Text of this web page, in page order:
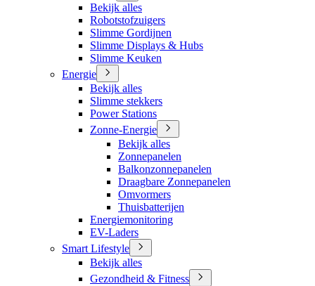
Bekijk alles
Robotstofzuigers
Slimme Gordijnen
Slimme Displays & Hubs
Slimme Keuken
Energie
Bekijk alles
Slimme stekkers
Power Stations
Zonne-Energie
Bekijk alles
Zonnepanelen
Balkonzonnepanelen
Draagbare Zonnepanelen
Omvormers
Thuisbatterijen
Energiemonitoring
EV-Laders
Smart Lifestyle
Bekijk alles
Gezondheid & Fitness